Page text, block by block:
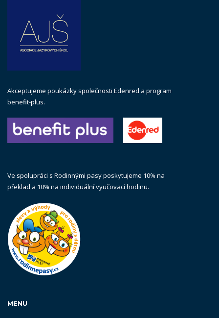
Akceptujeme poukázky společnosti Edenred a program
benefit-plus.
Ve spolupráci s Rodinnými pasy poskytujeme 10% na
překlad a 10% na individuální vyučovací hodinu.
MENU